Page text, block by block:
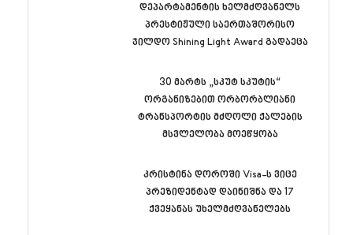
დეპარტამენტის ხელმძღვანელს
პრესტიჟული საერთაშორისო
ჯილდო Shining Light Award გადაეცა
30 მარტს „სკუტ სკუტის“
ორგანიზებით ორბორბლიანი
ტრანსპორტის მძღოლი ქალების
მსვლელობა მოეწყობა
კრისტინა დოროში Visa-ს ვიცე
პრეზიდენტად დაინიშნა და 17
ქვეყანას უხელმძღვანელებს